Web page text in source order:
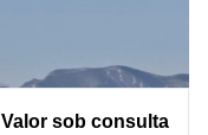
Valor sob consulta